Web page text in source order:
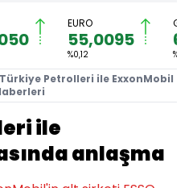
EURO
55,0095
%0,12 %1,76
Türkiye Petrolleri ile ExxonMobil
ile
anlaşma